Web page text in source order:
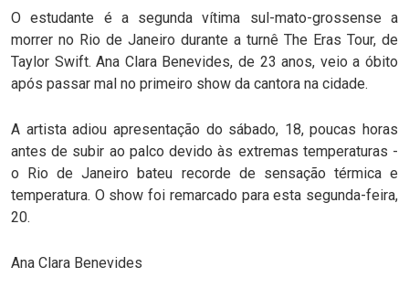
O estudante é a segunda vítima sul-mato-grossense a
morrer no Rio de Janeiro durante a turnê The Eras Tour, de
Taylor Swift. Ana Clara Benevides, de 23 anos, veio a óbito
após passar mal no primeiro show da cantora na cidade.
A artista adiou apresentação do sábado, 18, poucas horas
antes de subir ao palco devido às extremas temperaturas -
o Rio de Janeiro bateu recorde de sensação térmica e
temperatura. O show foi remarcado para esta segunda-feira,
20.
Ana Clara Benevides